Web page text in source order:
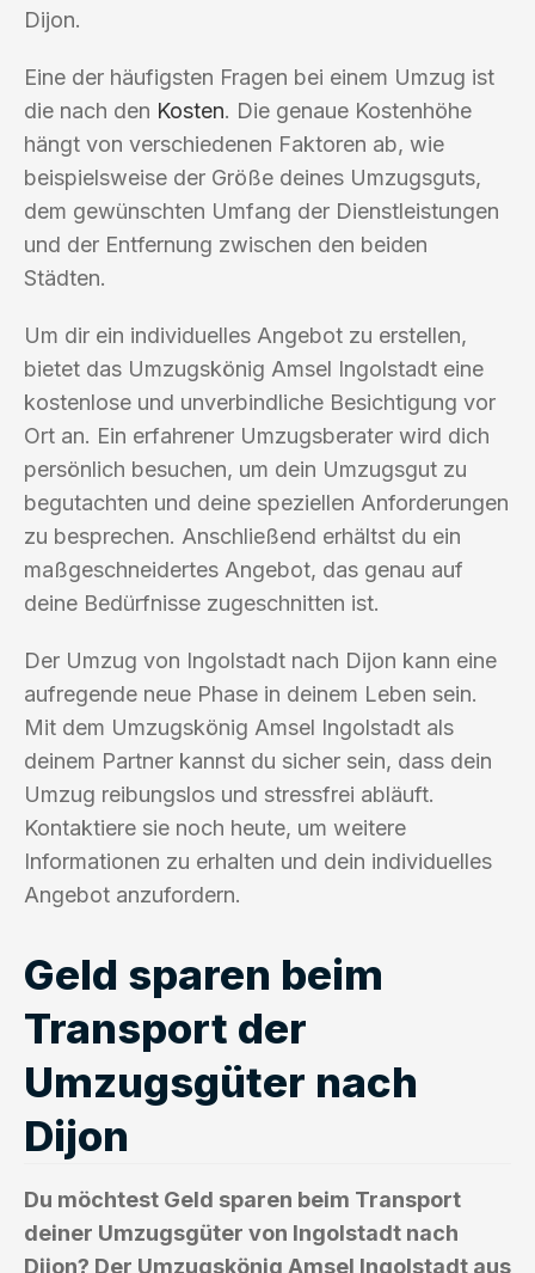
Dijon.
Eine der häufigsten Fragen bei einem Umzug ist
die nach den Kosten. Die genaue Kostenhöhe
hängt von verschiedenen Faktoren ab, wie
beispielsweise der Größe deines Umzugsguts,
dem gewünschten Umfang der Dienstleistungen
und der Entfernung zwischen den beiden
Städten.
Um dir ein individuelles Angebot zu erstellen,
bietet das Umzugskönig Amsel Ingolstadt eine
kostenlose und unverbindliche Besichtigung vor
Ort an. Ein erfahrener Umzugsberater wird dich
persönlich besuchen, um dein Umzugsgut zu
begutachten und deine speziellen Anforderungen
zu besprechen. Anschließend erhältst du ein
maßgeschneidertes Angebot, das genau auf
deine Bedürfnisse zugeschnitten ist.
Der Umzug von Ingolstadt nach Dijon kann eine
aufregende neue Phase in deinem Leben sein.
Mit dem Umzugskönig Amsel Ingolstadt als
deinem Partner kannst du sicher sein, dass dein
Umzug reibungslos und stressfrei abläuft.
Kontaktiere sie noch heute, um weitere
Informationen zu erhalten und dein individuelles
Angebot anzufordern.
Geld sparen beim
Transport der
Umzugsgüter nach
Dijon
Du möchtest Geld sparen beim Transport
deiner Umzugsgüter von Ingolstadt nach
Dijon? Der Umzugskönig Amsel Ingolstadt aus